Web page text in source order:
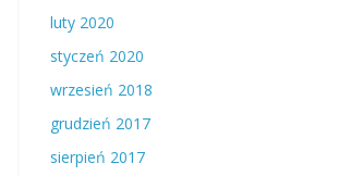
luty 2020
styczeń 2020
wrzesień 2018
grudzień 2017
sierpień 2017